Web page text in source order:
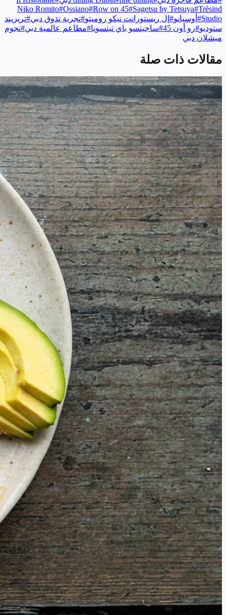
Niko Romito#Ossiano#Row on 45#Sagetsu by Tetsuya#Trèsind
Studio
# أوسيانو# إل ريستورانت نيكو روميتو#تجربة تذوق دبي#تريزيند
ستوديو#رو أون 45 #ساجيتسو باي تيتسويا#مطاعم عالمية دبي#نجوم
ميشلان دبي
مقالات ذات صلة